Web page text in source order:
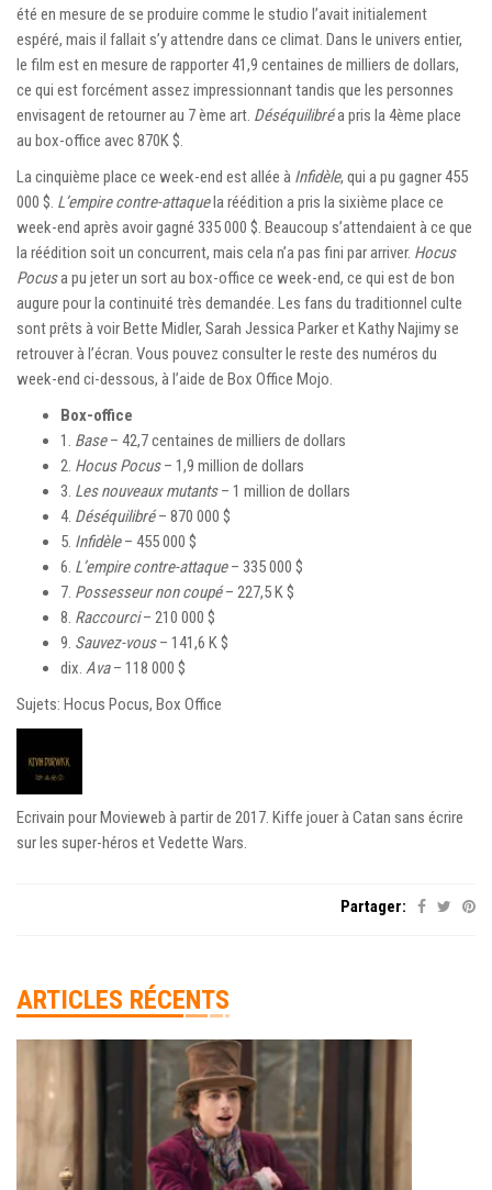
été en mesure de se produire comme le studio l’avait initialement
espéré, mais il fallait s’y attendre dans ce climat. Dans le univers entier,
le film est en mesure de rapporter 41,9 centaines de milliers de dollars,
ce qui est forcément assez impressionnant tandis que les personnes
envisagent de retourner au 7 ème art. Déséquilibréa pris la 4ème place
au box-office avec 870K $.
La cinquième place ce week-end est allée à Infidèle, qui a pu gagner 455
000 $. L’empire contre-attaquela réédition a pris la sixième place ce
week-end après avoir gagné 335 000 $. Beaucoup s’attendaient à ce que
la réédition soit un concurrent, mais cela n’a pas fini par arriver. Hocus
Pocusa pu jeter un sort au box-office ce week-end, ce qui est de bon
augure pour la continuité très demandée. Les fans du traditionnel culte
sont prêts à voir Bette Midler, Sarah Jessica Parker et Kathy Najimy se
retrouver à l’écran. Vous pouvez consulter le reste des numéros du
week-end ci-dessous, à l’aide de Box Office Mojo.
Box-office
1. Base– 42,7 centaines de milliers de dollars
2. Hocus Pocus– 1,9 million de dollars
3. Les nouveaux mutants– 1 million de dollars
4. Déséquilibré– 870 000 $
5. Infidèle– 455 000 $
6. L’empire contre-attaque– 335 000 $
7. Possesseur non coupé– 227,5 K $
8. Raccourci– 210 000 $
9. Sauvez-vous– 141,6 K $
dix. Ava– 118 000 $
Sujets: Hocus Pocus, Box Office
Ecrivain pour Movieweb à partir de 2017. Kiffe jouer à Catan sans écrire
sur les super-héros et Vedette Wars.
Partager:
ARTICLES RÉCENTS